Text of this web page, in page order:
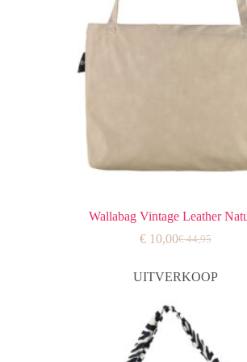
Wallabag Vintage Leather
€44,95
was:
€10,00Huidige
is:
UITVERKOOP